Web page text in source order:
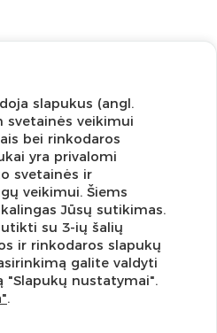
ir pirmi gaukite geriausius
slapukus (angl.
svetainės veikimui
bei rinkodaros
yra privalomi
svetainės ir
veikimui. Šiems
Jūsų sutikimas.
su 3-ių šalių
ir rinkodaros slapukų
galite valdyti
"Slapukų nustatymai".
.